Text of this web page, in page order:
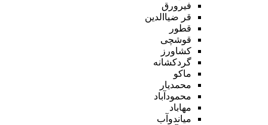
فیرورق
قر ضیاالدین
قطور
قوشچی
کشاورز
گردکشانه
ماکو
محمدیار
محمودآباد
مهاباد
میاندوآب